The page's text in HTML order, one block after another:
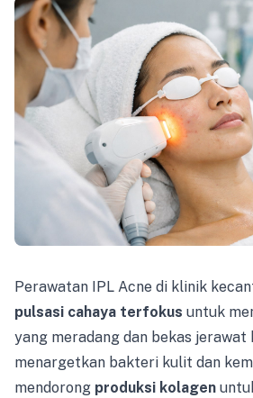
Perawatan IPL Acne di klinik
pulsasi cahaya terfokus untuk
yang meradang dan bekas jerawat
menargetkan bakteri kulit dan
mendorong produksi kolagen